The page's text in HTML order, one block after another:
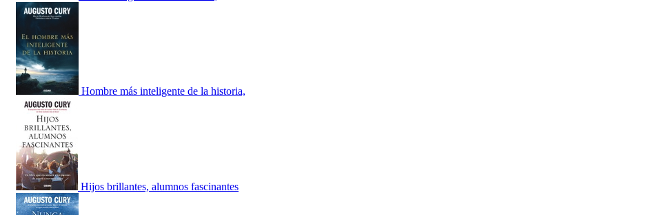
Hombre más inteligente de la historia,
Hijos brillantes, alumnos fascinantes